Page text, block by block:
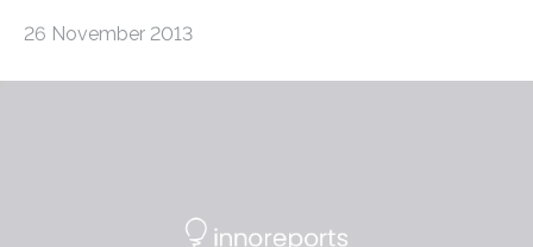
26 November 2013